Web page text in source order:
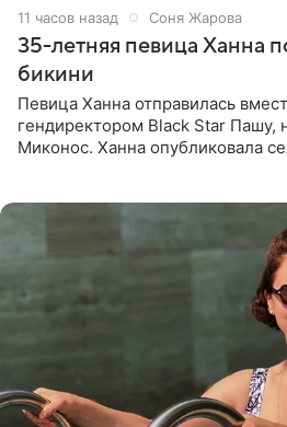
11 часов назад Соня Жарова
35-летняя певица Ханна
бикини
Певица Ханна отправилась
гендиректором Black Star Пашу,
Миконос. Ханна опубликовала